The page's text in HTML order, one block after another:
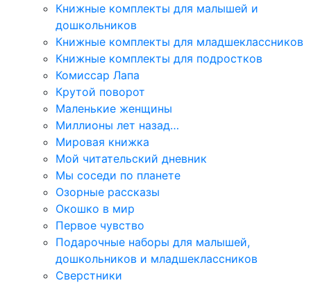
Книжные комплекты для малышей и
дошкольников
Книжные комплекты для младшеклассников
Книжные комплекты для подростков
Комиссар Лапа
Крутой поворот
Маленькие женщины
Миллионы лет назад…
Мировая книжка
Мой читательский дневник
Мы соседи по планете
Озорные рассказы
Окошко в мир
Первое чувство
Подарочные наборы для малышей,
дошкольников и младшеклассников
Сверстники